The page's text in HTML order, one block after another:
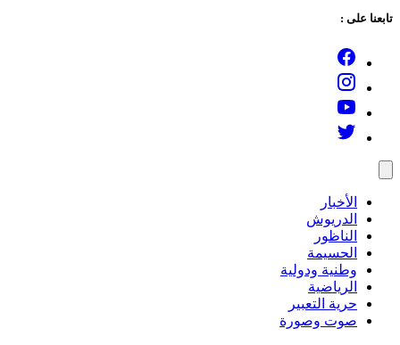
على :
الأخبار
الدريوش
الناظور
الحسيمة
وطنية ودولية
الرياضية
حرية التعبير
صوت وصورة